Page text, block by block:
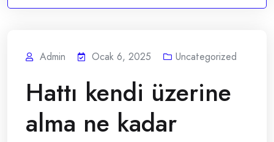
Admin Ocak 6, 2025 Uncategorized
Hattı kendi üzerine
alma ne kadar